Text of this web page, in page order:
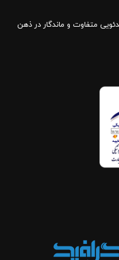
متفاوت و ماندگار در ذهن